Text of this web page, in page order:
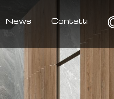
News Contatti